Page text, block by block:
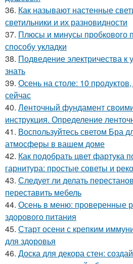
36. Как называют настенные
светильники и их разновидности
37. Плюсы и минусы пробкового
способу укладки
38. Подведение электричества к
знать
39. Осень на столе: 10
сейчас
40. Ленточный фундамент
инструкция. Определение
41. Воспользуйтесь светом Бра
атмосферы в вашем доме
42. Как подобрать цвет фартука
гарнитура: простые советы и
43. Следует ли делать
переставить мебель
44. Осень в меню: проверенные
здорового питания
45. Старт осени с крепким
для здоровья
46. Доска для декора стен: